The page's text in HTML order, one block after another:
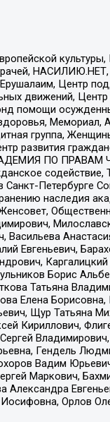
Центр
движений,
помощи
группа,
развития
ПО ПРАВАМ
Петербурге
наследия
Евгеньевич,
Борис
Татьяна
Елена
Щур Татьяна
Кириллович,
Гендель
Вадим
Маркович,
Орлов